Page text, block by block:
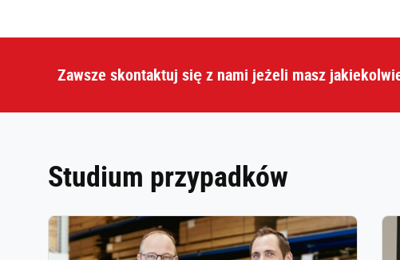
Zawsze skontaktuj się z nami jeżeli masz
Studium przypadków